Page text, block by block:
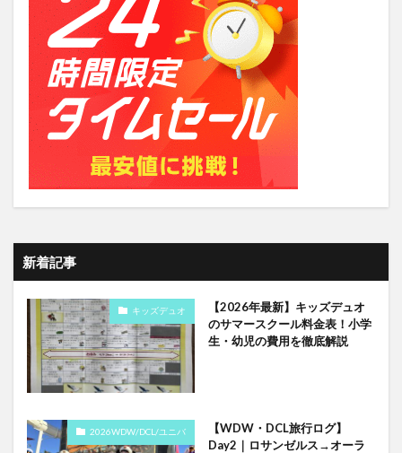
新着記事
キッズデュオ
【2026年最新】キッズデュオ
のサマースクール料金表！小学
生・幼児の費用を徹底解説
2026WDW/DCL/ユニバ
【WDW・DCL旅行ログ】
Day2｜ロサンゼルス→オーラ